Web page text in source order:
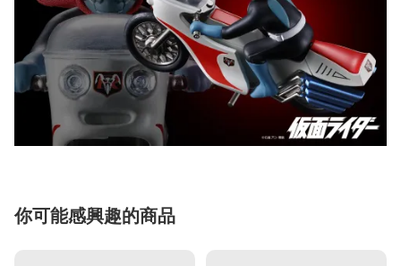
你可能感興趣的商品